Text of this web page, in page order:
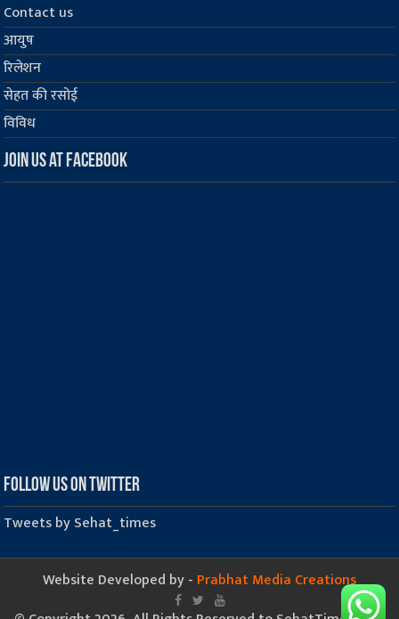
Contact us
आयुष
रिलेशन
सेहत की रसोई
विविध
Join us at Facebook
Follow us on Twitter
Tweets by Sehat_times
Website Developed by - Prabhat Media Creations